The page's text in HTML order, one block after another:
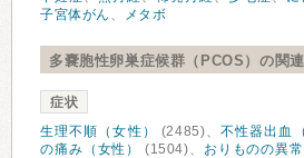
子宮体がん 、 メタボ
多嚢胞性卵巣症候群（PCOS）の関
症状
生理不順（女性）
(2485)、不性器出血
の痛み（女性）
(1504)、 おりものの異常